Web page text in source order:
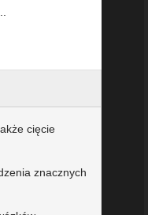
cięcie
znacznych